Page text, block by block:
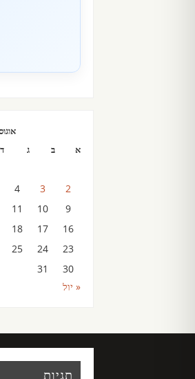
אוגוסט
א
ב ג ד
2
3
4
9
10
11
16
17
18
23
24
25
30
31
« יול
תגיות